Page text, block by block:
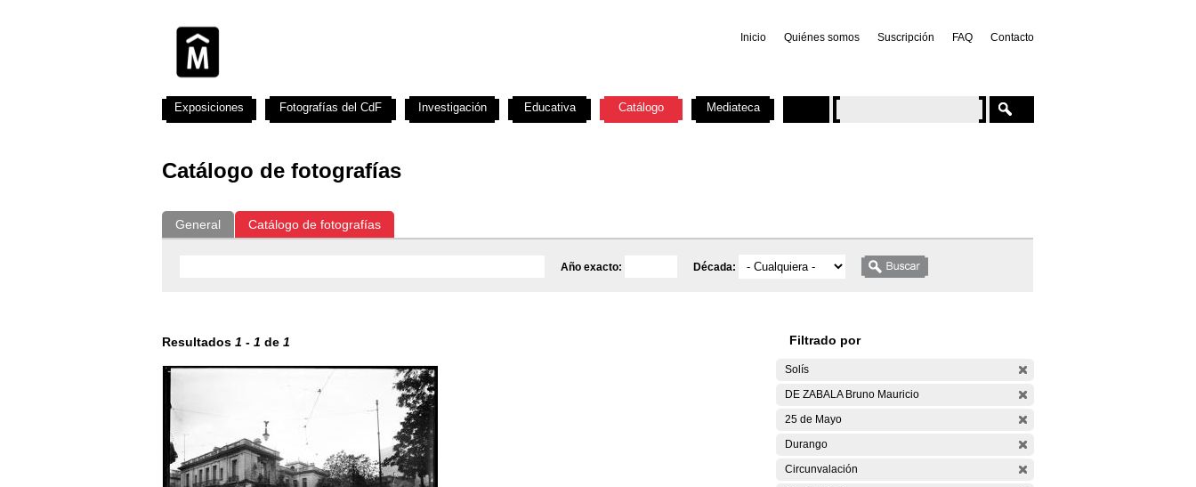
Inicio Quiénes somos Suscripción FAQ Contacto
Catálogo de fotografías
General Catálogo de fotografías
Año exacto: Década:
Resultados 1 - 1 de 1 Filtrado por
Solís
DE ZABALA Bruno Mauricio
25 de Mayo
Durango
Circunvalación
Exposiciones Fotografías del CdF Investigación Educativa Catálogo Mediateca